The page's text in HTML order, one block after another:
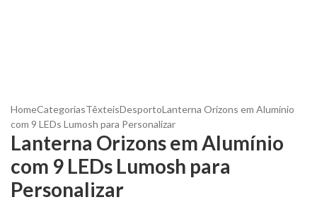
HomeCategoriasTêxteisDesportoLanterna Orizons em Alumínio
com 9 LEDs Lumosh para Personalizar
Lanterna Orizons em Alumínio
com 9 LEDs Lumosh para
Personalizar